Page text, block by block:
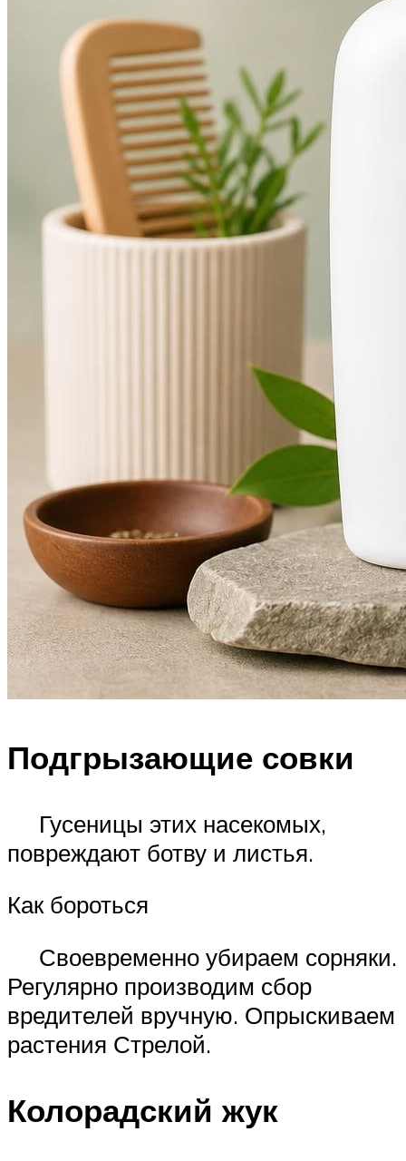
Подгрызающие совки
Гусеницы этих насекомых,
повреждают ботву и листья.
Как бороться
Своевременно убираем сорняки.
Регулярно производим сбор
вредителей вручную. Опрыскиваем
растения Стрелой.
Колорадский жук